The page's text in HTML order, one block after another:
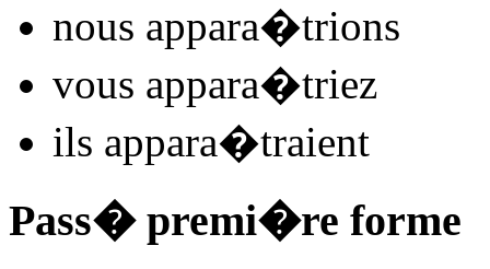
nous appara�trions
vous appara�triez
ils appara�traient
Pass� premi�re forme